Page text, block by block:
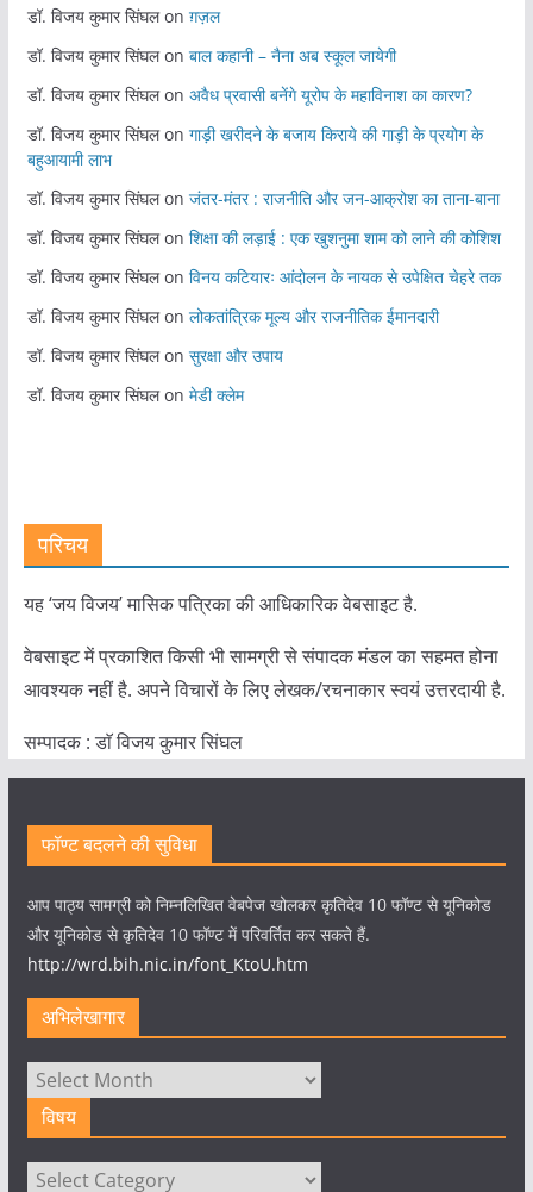
डॉ. विजय कुमार सिंघलon ग़ज़ल
डॉ. विजय कुमार सिंघलon बाल कहानी – नैना अब स्कूल जायेगी
डॉ. विजय कुमार सिंघलon अवैध प्रवासी बनेंगे यूरोप के महाविनाश का कारण?
डॉ. विजय कुमार सिंघलon गाड़ी खरीदने के बजाय किराये की गाड़ी के प्रयोग के
बहुआयामी लाभ
डॉ. विजय कुमार सिंघलon जंतर-मंतर : राजनीति और जन-आक्रोश का ताना-बाना
डॉ. विजय कुमार सिंघलon शिक्षा की लड़ाई : एक खुशनुमा शाम को लाने की कोशिश
डॉ. विजय कुमार सिंघलon विनय कटियारः आंदोलन के नायक से उपेक्षित चेहरे तक
डॉ. विजय कुमार सिंघलon लोकतांत्रिक मूल्य और राजनीतिक ईमानदारी
डॉ. विजय कुमार सिंघलon सुरक्षा और उपाय
डॉ. विजय कुमार सिंघलon मेडी क्लेम
परिचय
यह ‘जय विजय’ मासिक पत्रिका की आधिकारिक वेबसाइट है.
वेबसाइट में प्रकाशित किसी भी सामग्री से संपादक मंडल का सहमत होना
आवश्यक नहीं है. अपने विचारों के लिए लेखक/रचनाकार स्वयं उत्तरदायी है.
सम्पादक : डाॅ विजय कुमार सिंघल
फॉण्ट बदलने की सुविधा
आप पाठ्य सामग्री को निम्नलिखित वेबपेज खोलकर कृतिदेव 10 फॉण्ट से यूनिकोड
और यूनिकोड से कृतिदेव 10 फॉण्ट में परिवर्तित कर सकते हैं.
http://wrd.bih.nic.in/font_KtoU.htm
अभिलेखागार
अभिलेखागार
विषय
विषय